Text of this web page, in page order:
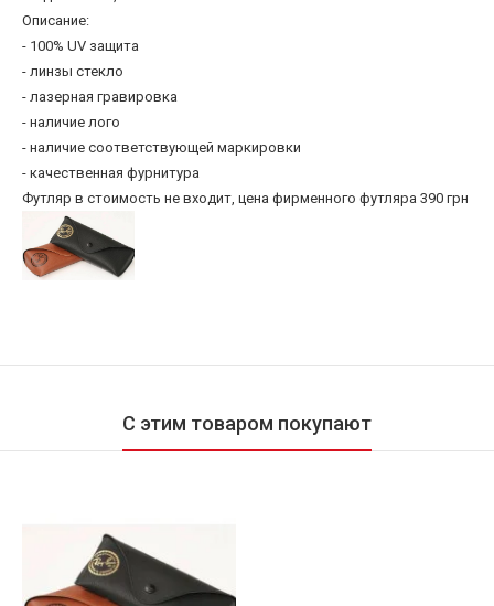
Описание:
- 100% UV защита
- линзы стекло
- лазерная гравировка
- наличие лого
- наличие соответствующей маркировки
- качественная фурнитура
Футляр в стоимость не входит, цена фирменного футляра 390 грн
С этим товаром покупают